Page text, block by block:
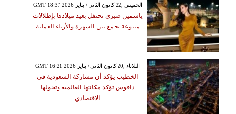
GMT 18:37 2026 الخميس ,22 كانون الثاني / يناير
ياسمين صبري تحتفل بعيد ميلادها بإطلالات
متنوعة تجمع بين السهرة والأزياء العملية
GMT 16:21 2026 الثلاثاء ,20 كانون الثاني / يناير
الخطيب يؤكد أن مشاركة السعودية في
دافوس تؤكد مكانتها العالمية وتحولها
الاقتصادي